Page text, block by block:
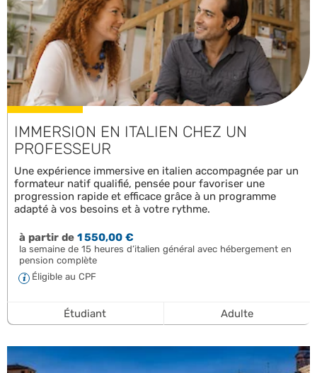
IMMERSION EN ITALIEN CHEZ UN
PROFESSEUR
Une expérience immersive en italien accompagnée par un
formateur natif qualifié, pensée pour favoriser une
progression rapide et efficace grâce à un programme
adapté à vos besoins et à votre rythme.
à partir de1 550,00 €
la semaine de 15 heures d’italien général avec hébergement en
pension complète
Éligible au CPF
Étudiant Adulte